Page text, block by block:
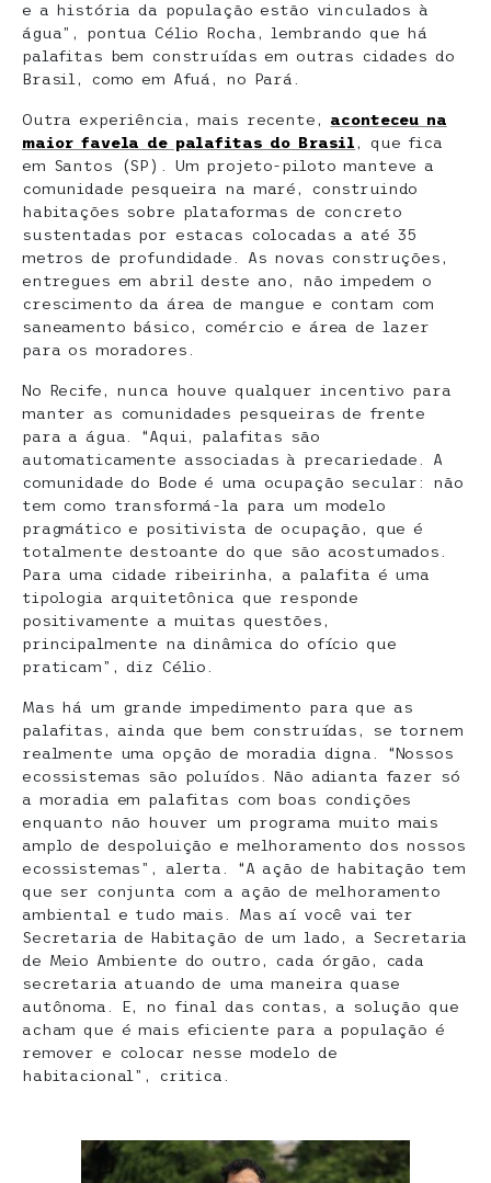
e a história da população estão vinculados à
água”, pontua Célio Rocha, lembrando que há
palafitas bem construídas em outras cidades do
Brasil, como em Afuá, no Pará.
Outra experiência, mais recente, aconteceu na
maior favela de palafitas do Brasil , que fica
em Santos (SP). Um projeto-piloto manteve a
comunidade pesqueira na maré, construindo
habitações sobre plataformas de concreto
sustentadas por estacas colocadas a até 35
metros de profundidade. As novas construções,
entregues em abril deste ano, não impedem o
crescimento da área de mangue e contam com
saneamento básico, comércio e área de lazer
para os moradores.
No Recife, nunca houve qualquer incentivo para
manter as comunidades pesqueiras de frente
para a água. “Aqui, palafitas são
automaticamente associadas à precariedade. A
comunidade do Bode é uma ocupação secular: não
tem como transformá-la para um modelo
pragmático e positivista de ocupação, que é
totalmente destoante do que são acostumados.
Para uma cidade ribeirinha, a palafita é uma
tipologia arquitetônica que responde
positivamente a muitas questões,
principalmente na dinâmica do ofício que
praticam”, diz Célio.
Mas há um grande impedimento para que as
palafitas, ainda que bem construídas, se tornem
realmente uma opção de moradia digna. “Nossos
ecossistemas são poluídos. Não adianta fazer só
a moradia em palafitas com boas condições
enquanto não houver um programa muito mais
amplo de despoluição e melhoramento dos nossos
ecossistemas”, alerta. “A ação de habitação tem
que ser conjunta com a ação de melhoramento
ambiental e tudo mais. Mas aí você vai ter
Secretaria de Habitação de um lado, a Secretaria
de Meio Ambiente do outro, cada órgão, cada
secretaria atuando de uma maneira quase
autônoma. E, no final das contas, a solução que
acham que é mais eficiente para a população é
remover e colocar nesse modelo de
habitacional”, critica.